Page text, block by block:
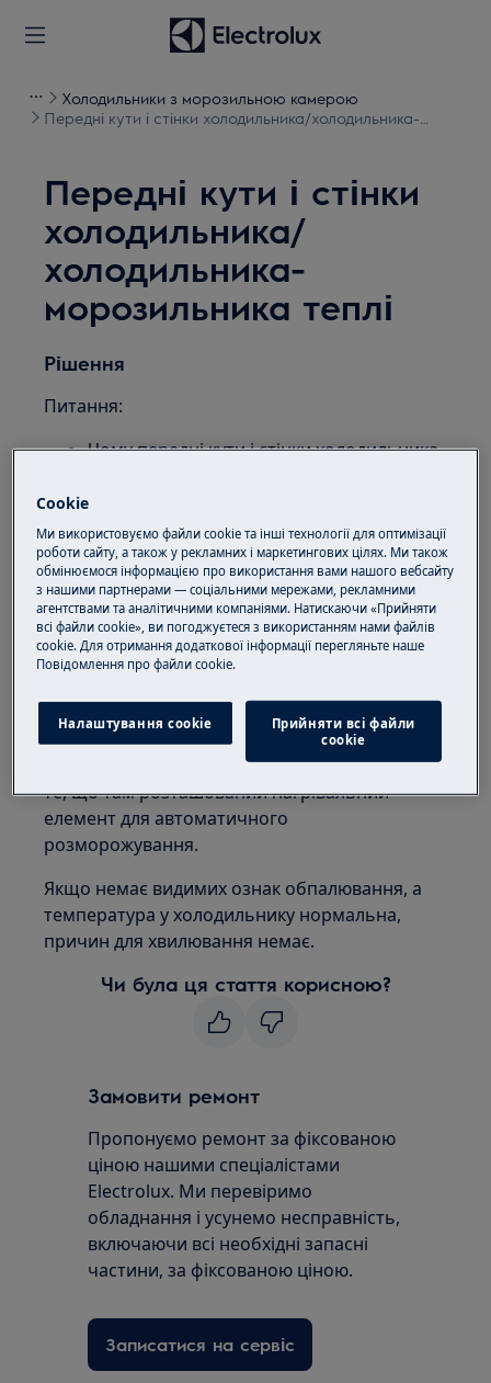
Холодильники з морозильною камерою
Передні кути і стінки холодильника/холодильника-
Передні кути і стінки
холодильника/
холодильника-
морозильника теплі
Рішення
Питання:
Чому передні кути і стінки холодильника
Застосовується для:
Холодильників-морозильників
Холодильників
Рішення:
1. Ваш прилад працює нормально
Нагрівання задньої або бокової стінок
холодильника навколо дренажного каналу є
нормальним явищем. Це відбувається через
те, що там розташований нагрівальний
елемент для автоматичного
розморожування.
Якщо немає видимих ознак обпалювання, а
температура у холодильнику нормальна,
причин для хвилювання немає.
Чи була ця стаття корисною?
Замовити ремонт
Пропонуємо ремонт за фіксованою
ціною нашими спеціалістами
Electrolux. Ми перевіримо
обладнання і усунемо несправність,
включаючи всі необхідні запасні
частини, за фіксованою ціною.
Записатися на сервіс
Cookie
Ми використовуємо файли cookie та інші технології для оптимізації
роботи сайту, а також у рекламних і маркетингових цілях. Ми також
обмінюємося інформацією про використання вами нашого вебсайту
з нашими партнерами — соціальними мережами, рекламними
агентствами та аналітичними компаніями. Натискаючи «Прийняти
всі файли cookie», ви погоджуєтеся з використанням нами файлів
cookie. Для отримання додаткової інформації перегляньте наше
Пoвідомлення прo файли cookie.
Налаштування cookie
Прийняти всі файли
сookie